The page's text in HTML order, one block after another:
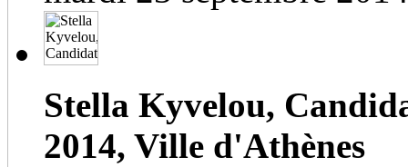
Stella Kyvelou,
2014, Ville d'Athènes